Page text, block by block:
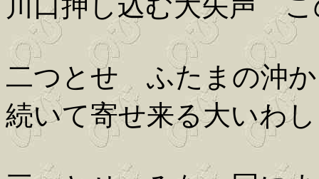
川口押し込む大矢声
二つとせ ふたまの沖
続いて寄せ来る大いわ